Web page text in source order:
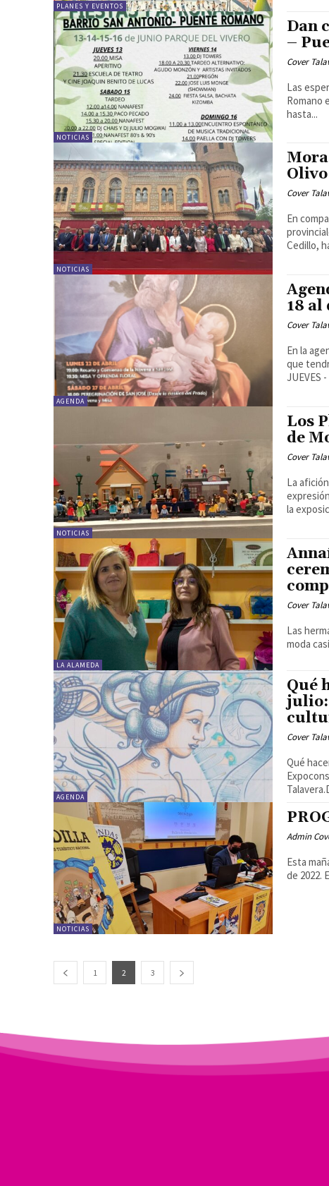
PLANES Y EVENTOS
NOTICIAS
Dan
–
Cover
Las
Romano
hasta...
NOTICIAS
Olivo
Cover
En
Cedillo,
AGENDA
18 al
Cover
En la
que tendrán
JUEVES -
NOTICIAS
Los
de
Cover
La
la
LA ALAMEDA
Cover
Las
moda
AGENDA
Qué
julio:
Cover
Qué hacer en
Expoconsumo Centro Cultural Rafael
NOTICIAS
Admin
Esta
de 2022.
1 2 3